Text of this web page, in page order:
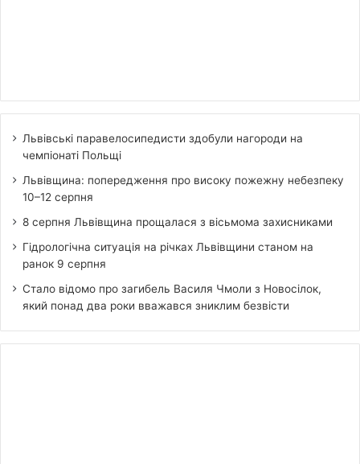
Львівські паравелосипедисти здобули нагороди на
чемпіонаті Польщі
Львівщина: попередження про високу пожежну небезпеку
10–12 серпня
8 серпня Львівщина прощалася з вісьмома захисниками
Гідрологічна ситуація на річках Львівщини станом на
ранок 9 серпня
Стало відомо про загибель Василя Чмоли з Новосілок,
який понад два роки вважався зниклим безвісти